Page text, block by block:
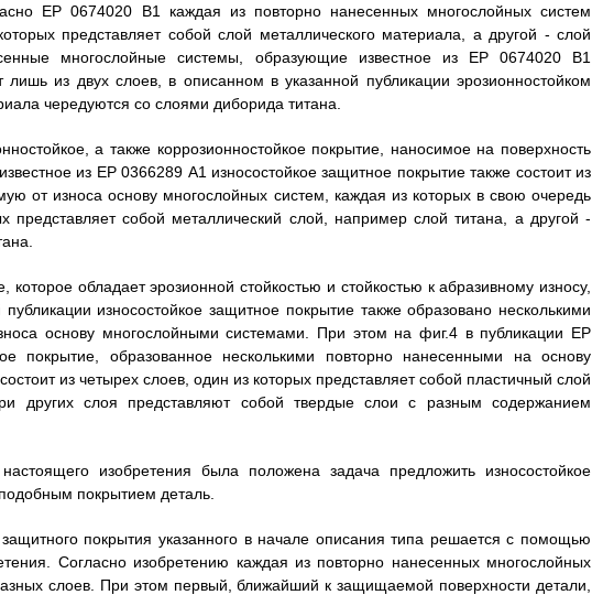
ЕР 0674020 В1 каждая из повторно нанесенных многослойных систем
представляет собой слой металлического материала, а другой - слой
многослойные системы, образующие известное из ЕР 0674020 В1
лишь из двух слоев, в описанном в указанной публикации эрозионностойком
чередуются со слоями диборида титана.
а также коррозионностойкое покрытие, наносимое на поверхность
из ЕР 0366289 А1 износостойкое защитное покрытие также состоит из
от износа основу многослойных систем, каждая из которых в свою очередь
представляет собой металлический слой, например слой титана, а другой -
которое обладает эрозионной стойкостью и стойкостью к абразивному износу,
износостойкое защитное покрытие также образовано несколькими
основу многослойными системами. При этом на фиг.4 в публикации ЕР
покрытие, образованное несколькими повторно нанесенными на основу
из четырех слоев, один из которых представляет собой пластичный слой
других слоя представляют собой твердые слои с разным содержанием
изобретения была положена задача предложить износостойкое
покрытием деталь.
покрытия указанного в начале описания типа решается с помощью
Согласно изобретению каждая из повторно нанесенных многослойных
слоев. При этом первый, ближайший к защищаемой поверхности детали,